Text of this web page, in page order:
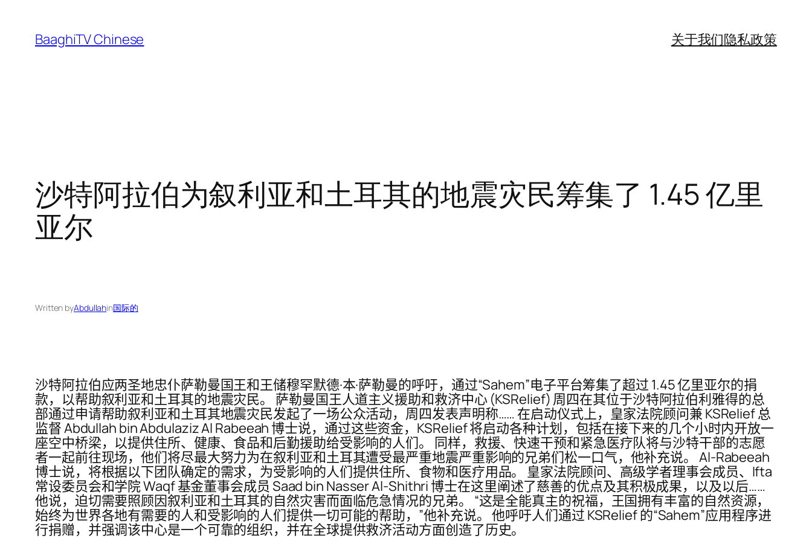
content
BaaghiTV Chinese 关于我们隐私政策
沙特阿拉伯为叙利亚和土耳其的地震灾民筹集了 1.45 亿里
亚尔
Written byAbdullahin国际的
沙特阿拉伯应两圣地忠仆萨勒曼国王和王储穆罕默德·本·萨勒曼的呼吁，通过“Sahem”电子平台筹集了超过 1.45 亿里亚尔的捐
款，以帮助叙利亚和土耳其的地震灾民。 萨勒曼国王人道主义援助和救济中心 (KSRelief) 周四在其位于沙特阿拉伯利雅得的总
部通过申请帮助叙利亚和土耳其地震灾民发起了一场公众活动，周四发表声明称…… 在启动仪式上，皇家法院顾问兼 KSRelief 总
监督 Abdullah bin Abdulaziz Al Rabeeah 博士说，通过这些资金，KSRelief 将启动各种计划，包括在接下来的几个小时内开放一
座空中桥梁，以提供住所、健康、食品和后勤援助给受影响的人们。 同样，救援、快速干预和紧急医疗队将与沙特干部的志愿
者一起前往现场，他们将尽最大努力为在叙利亚和土耳其遭受最严重地震严重影响的兄弟们松一口气，他补充说。 Al-Rabeeah
博士说，将根据以下团队确定的需求，为受影响的人们提供住所、食物和医疗用品。 皇家法院顾问、高级学者理事会成员、Ifta
常设委员会和学院 Waqf 基金董事会成员 Saad bin Nasser Al-Shithri 博士在这里阐述了慈善的优点及其积极成果，以及以后……
他说，迫切需要照顾因叙利亚和土耳其的自然灾害而面临危急情况的兄弟。 “这是全能真主的祝福，王国拥有丰富的自然资源，
始终为世界各地有需要的人和受影响的人们提供一切可能的帮助，”他补充说。 他呼吁人们通过 KSRelief 的“Sahem”应用程序进
行捐赠，并强调该中心是一个可靠的组织，并在全球提供救济活动方面创造了历史。